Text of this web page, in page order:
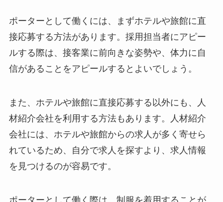
ポーターとして働くには、まずホテルや旅館に直
接応募する方法があります。採用担当者にアピー
ルする際は、接客業に前向きな姿勢や、体力に自
信があることをアピールするとよいでしょう。
また、ホテルや旅館に直接応募する以外にも、
人
材紹介会社を利用する方法もあります。人材紹介
会社には、ホテルや旅館からの求人が多く寄せら
れているため、自分で求人を探すより、求人情報
を見つけるのが容易です。